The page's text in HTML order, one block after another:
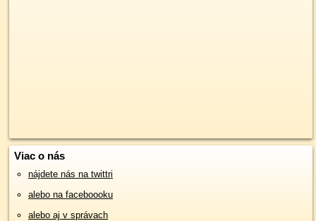
Viac o nás
nájdete nás na twittri
alebo na faceboooku
alebo aj v správach